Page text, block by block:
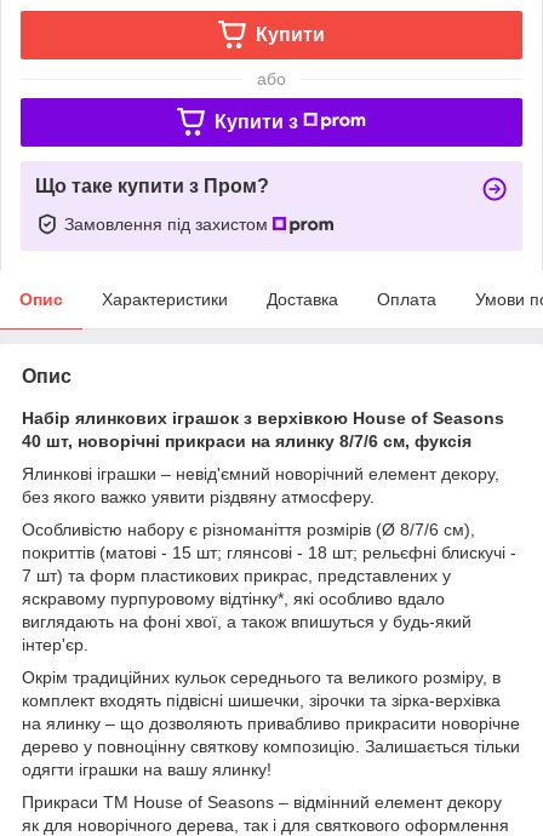
Купити
або
Купити з
Що таке купити з Пром?
Замовлення під захистом
Опис Характеристики Доставка Оплата Умови
Опис
Набір ялинкових іграшок з верхівкою House of Seasons
40 шт, новорічні прикраси на ялинку 8/7/6 см, фуксія
Ялинкові іграшки – невід'ємний новорічний елемент декору,
без якого важко уявити різдвяну атмосферу.
Особливістю набору є різноманіття розмірів (Ø 8/7/6 см),
покриттів (матові - 15 шт; глянсові - 18 шт; рельєфні блискучі -
7 шт) та форм пластикових прикрас, представлених у
яскравому пурпуровому відтінку*, які особливо вдало
виглядають на фоні хвої, а також впишуться у будь-який
інтер'єр.
Окрім традиційних кульок середнього та великого розміру, в
комплект входять підвісні шишечки, зірочки та зірка-верхівка
на ялинку – що дозволяють привабливо прикрасити новорічне
дерево у повноцінну святкову композицію. Залишається тільки
одягти іграшки на вашу ялинку!
Прикраси ТМ House of Seasons – відмінний елемент декору
як для новорічного дерева, так і для святкового оформлення